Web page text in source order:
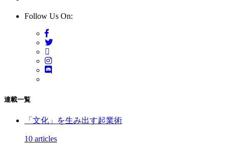
Follow Us On:
連載一覧
「文化」を生み出す起業術
10 articles